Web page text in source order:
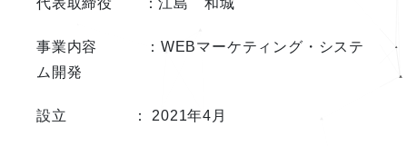
代表取締役 ：江島 和城
事業内容 ：WEBマーケティング・システ
ム開発
設立 ： 2021年4月